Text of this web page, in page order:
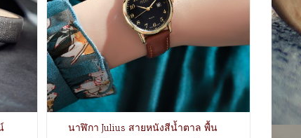
นาฬิกา Julius สายหนังสีน้ำตาล พื้น